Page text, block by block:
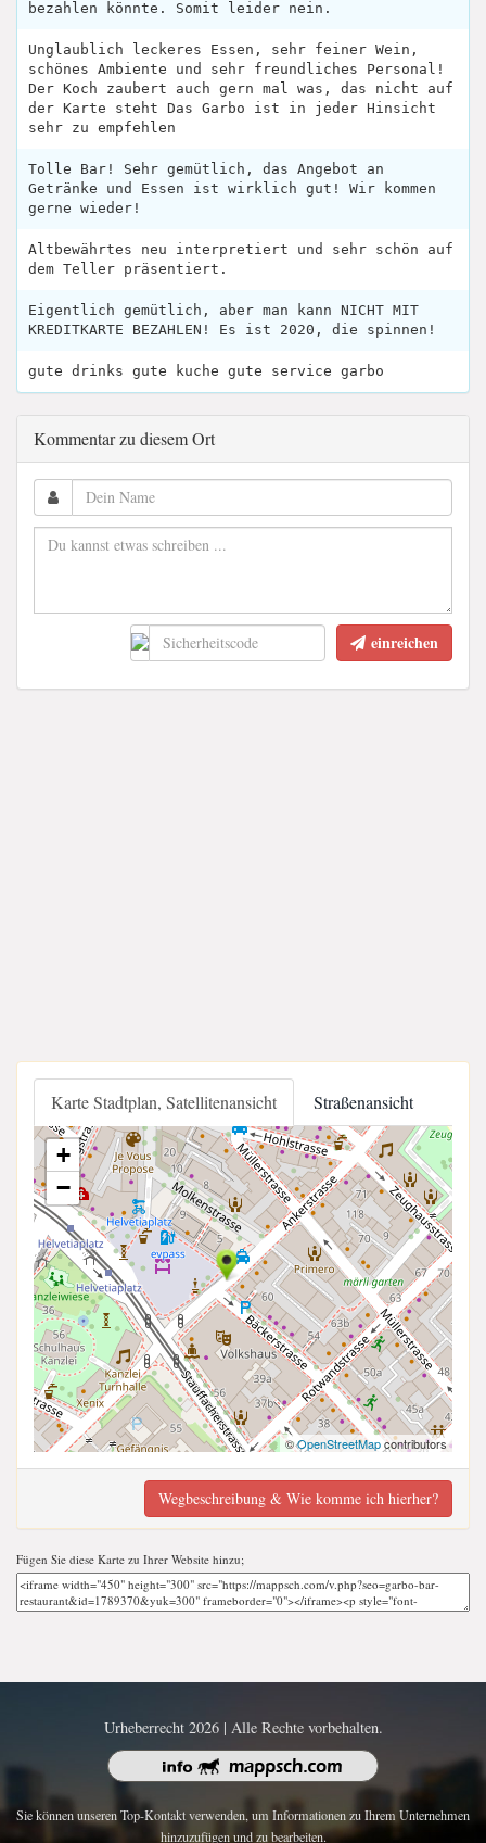
bezahlen könnte. Somit leider nein.
Unglaublich leckeres Essen, sehr feiner Wein,
schönes Ambiente und sehr freundliches Personal!
Der Koch zaubert auch gern mal was, das nicht auf
der Karte steht Das Garbo ist in jeder Hinsicht
sehr zu empfehlen
Tolle Bar! Sehr gemütlich, das Angebot an
Getränke und Essen ist wirklich gut! Wir kommen
gerne wieder!
Altbewährtes neu interpretiert und sehr schön auf
dem Teller präsentiert.
Eigentlich gemütlich, aber man kann NICHT MIT
KREDITKARTE BEZAHLEN! Es ist 2020, die spinnen!
gute drinks gute kuche gute service garbo
Kommentar zu diesem Ort
einreichen
Karte Stadtplan, Satellitenansicht Straßenansicht
+
−
©OpenStreetMapcontributors
Wegbeschreibung & Wie komme ich hierher?
Fügen Sie diese Karte zu Ihrer Website hinzu;
Urheberrecht 2026 | Alle Rechte vorbehalten.
Sie können unseren Top-Kontakt verwenden, um Informationen zu Ihrem Unternehmen
hinzuzufügen und zu bearbeiten.